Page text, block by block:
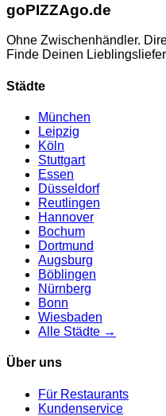
goPIZZAgo.de
Ohne Zwischenhändler.
Finde Deinen
Städte
München
Leipzig
Köln
Stuttgart
Essen
Düsseldorf
Reutlingen
Hannover
Bochum
Dortmund
Augsburg
Böblingen
Nürnberg
Bonn
Wiesbaden
Alle Städte →
Über uns
Für Restaurants
Kundenservice